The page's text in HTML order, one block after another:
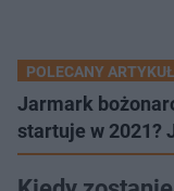
POLECANY
Jarmark
startuje w 2021?